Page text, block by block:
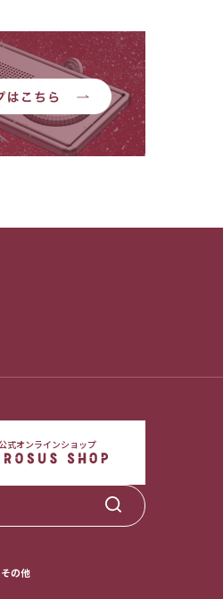
式オンラインショップ
その他